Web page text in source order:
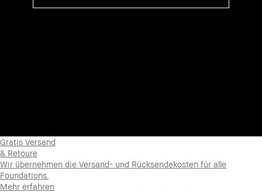
Gratis Versand
& Retoure
Wir übernehmen die Versand- und Rücksendekosten für alle
Foundations.
Mehr erfahren